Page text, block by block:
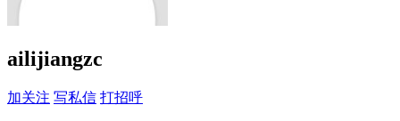
ailijiangzc
加关注 写私信 打招呼